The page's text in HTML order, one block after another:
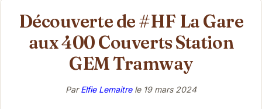
Découverte de #HF La Gare
aux 400 Couverts Station
GEM Tramway
ParElfie Lemaitrele 19 mars 2024